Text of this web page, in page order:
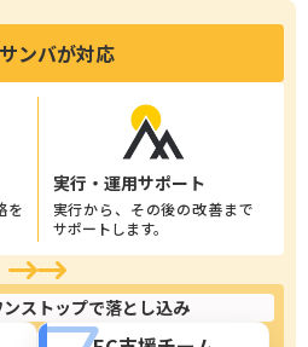
ンバが対応
を
実行・運用サポート
実行から、その後の改善まで
サポートします。
ストップで落とし込み